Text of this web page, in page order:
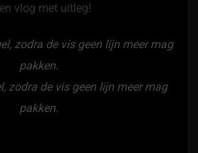
vlog met uitleg!
zodra de vis geen lijn meer mag
pakken.